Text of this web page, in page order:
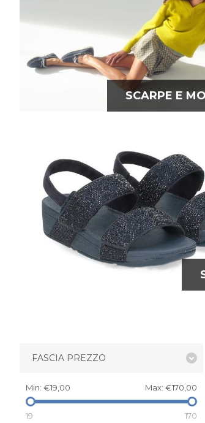
SCARPE E
FASCIA PREZZO
Min: €19,00 Max: €170,00
19 170